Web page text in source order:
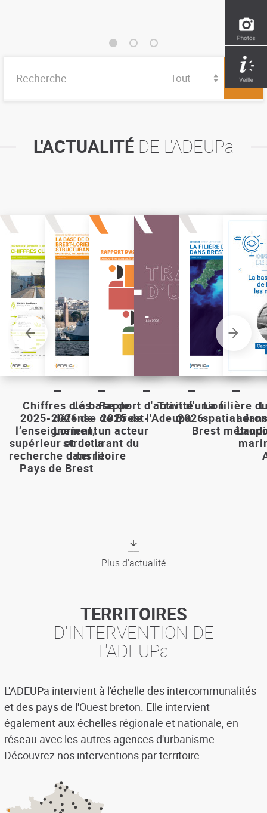
Tout
L'ACTUALITÉ DE L'ADEUPa
Chiffres clés
2025-2026 de
l’enseignement
supérieur et de la
recherche dans le
Pays de Brest
La base de
défense de Brest-
Lorient, un acteur
structurant du
territoire
Rapport d'activité
2025 de l'Adeupa
Trait d'union
2026
La filière
spatial
Brest
Plus d'actualité
TERRITOIRES
D'INTERVENTION DE
L'ADEUPa
L'ADEUPa intervient à l'échelle des intercommunalités
et des pays de l'Ouest breton. Elle intervient
également aux échelles régionale et nationale, en
réseau avec les autres agences d'urbanisme.
Découvrez nos interventions par territoire.